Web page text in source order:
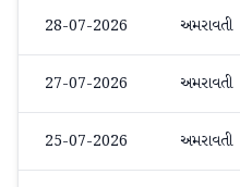
28-07-2026 અમરાવતી
27-07-2026 અમરાવતી
25-07-2026 અમરાવતી